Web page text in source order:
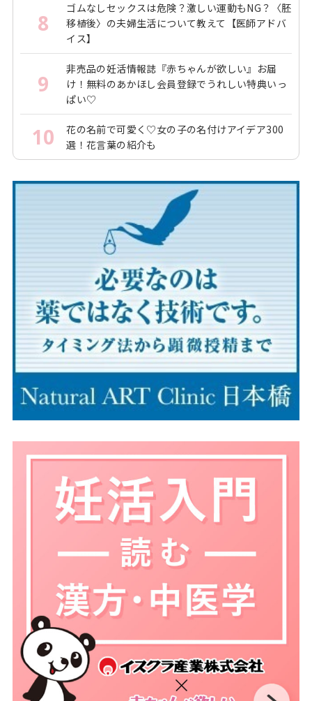
8
ゴムなしセックスは危険？激しい運動もNG？〈胚
移植後〉の夫婦生活について教えて【医師アドバ
イス】
9
非売品の妊活情報誌『赤ちゃんが欲しい』お届
け！無料のあかほし会員登録でうれしい特典いっ
ぱい♡
10
花の名前で可愛く♡女の子の名付けアイデア300
選！花言葉の紹介も